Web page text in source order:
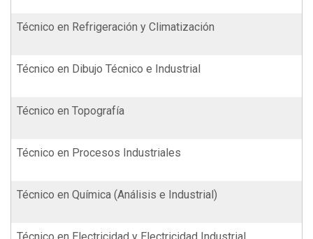
Técnico en Refrigeración y Climatización
Técnico en Dibujo Técnico e Industrial
Técnico en Topografía
Técnico en Procesos Industriales
Técnico en Química (Análisis e Industrial)